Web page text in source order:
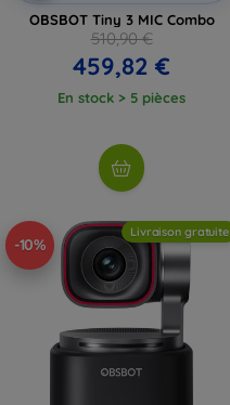
OBSBOT Tiny 3 MIC Combo
510,90 €
459,82 €
En stock > 5 pièces
-10%
Livraison gratuite